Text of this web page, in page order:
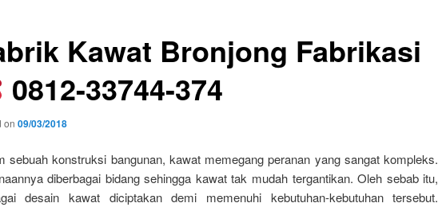
Kawat Bronjong Fabrikasi
0812-33744-374
on 09/03/2018
sebuah konstruksi bangunan, kawat memegang peranan yang sangat kompleks.
diberbagai bidang sehingga kawat tak mudah tergantikan. Oleh sebab itu,
desain kawat diciptakan demi memenuhi kebutuhan-kebutuhan tersebut.